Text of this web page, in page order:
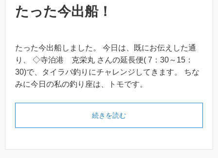
たった今出船！
たった今出船しました。 今日は、既にお伝えした通
り、 ◇寺泊港 克栄丸 さんの延長便( 7：30～15：
30)で、タイラバ釣りにチャレンジしてきます。 ちな
みに今日の私の釣り座は、トモです。
続きを読む